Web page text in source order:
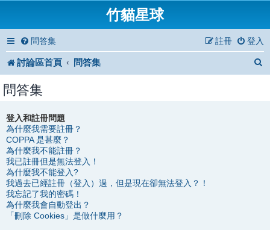
竹貓星球
問答集 登入
註冊
討論區首頁 問答集
問答集
登入和註冊問題
為什麼我需要註冊？
COPPA 是甚麼？
為什麼我不能註冊？
我已註冊但是無法登入！
為什麼我不能登入?
我過去已經註冊（登入）過，但是現在卻無法登入？！
我忘記了我的密碼！
為什麼我會自動登出？
「刪除 Cookies」是做什麼用？